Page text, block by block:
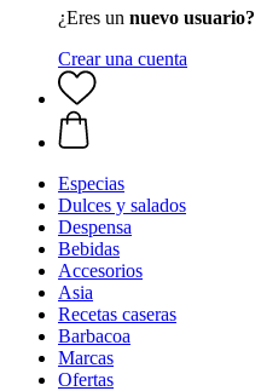
¿Eres un nuevo usuario?
Crear una cuenta
Especias
Dulces y salados
Despensa
Bebidas
Accesorios
Asia
Recetas caseras
Barbacoa
Marcas
Ofertas